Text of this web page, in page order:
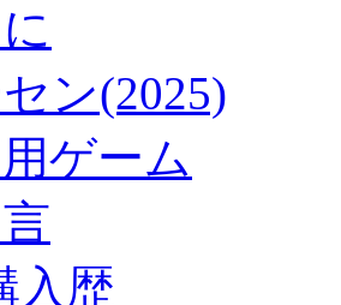
ン(2025)
ゲーム
入歴